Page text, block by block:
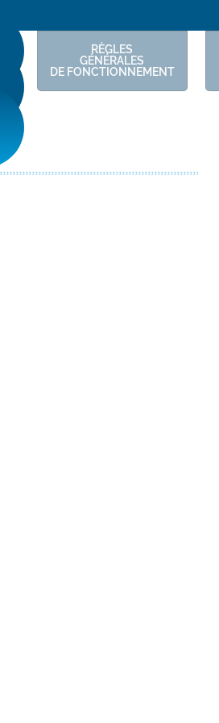
RÈGLES
GÉNÉRALES
DE FONCTIONNEMENT